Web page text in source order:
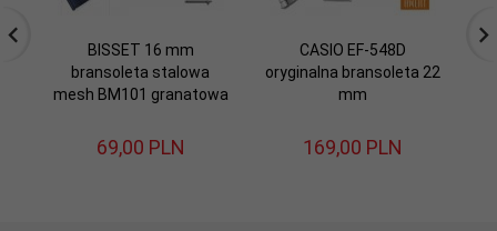
BISSET 16 mm
bransoleta stalowa
mesh BM101 granatowa
69,00 PLN
CASIO EF-548D
oryginalna bransoleta 22
mm
169,00 PLN